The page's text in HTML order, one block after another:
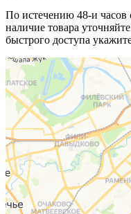
По истечению 48-и часов
наличие товара
быстрого доступа